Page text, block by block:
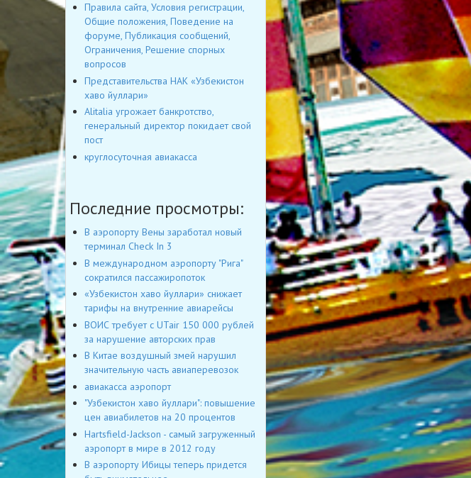
Правила сайта, Условия регистрации,
Общие положения, Поведение на
форуме, Публикация сообщений,
Ограничения, Решение спорных
вопросов
Представительства НАК «Узбекистон
хаво йуллари»
Alitalia угрожает банкротство,
генеральный директор покидает свой
пост
круглосуточная авиакасса
Последние просмотры:
В аэропорту Вены заработал новый
терминал Check In 3
В международном аэропорту "Рига"
сократился пассажиропоток
«Узбекистон хаво йуллари» снижает
тарифы на внутренние авиарейсы
ВОИС требует c UTair 150 000 рублей
за нарушение авторских прав
В Китае воздушный змей нарушил
значительную часть авиаперевозок
авиакасса аэропорт
"Узбекистон хаво йуллари": повышение
цен авиабилетов на 20 процентов
Hartsfield-Jackson - самый загруженный
аэропорт в мире в 2012 году
В аэропорту Ибицы теперь придется